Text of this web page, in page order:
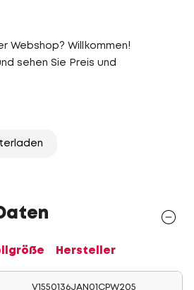
Webshop? Willkommen!
sehen Sie Preis und
Hersteller
V1550136JAN01CPW205